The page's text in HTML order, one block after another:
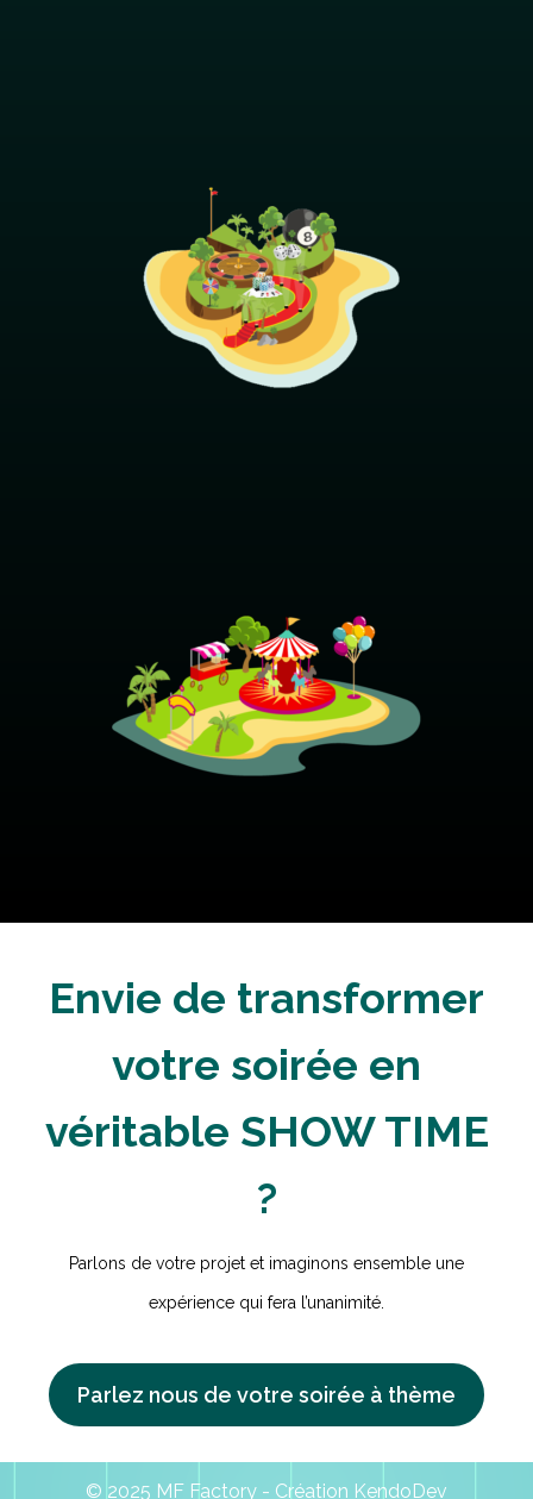
Envie de transformer
votre soirée en
véritable SHOW TIME
?
Parlons de votre projet et imaginons ensemble une
expérience qui fera l’unanimité.
Parlez nous de votre soirée à thème
© 2025 MF Factory - Création KendoDev